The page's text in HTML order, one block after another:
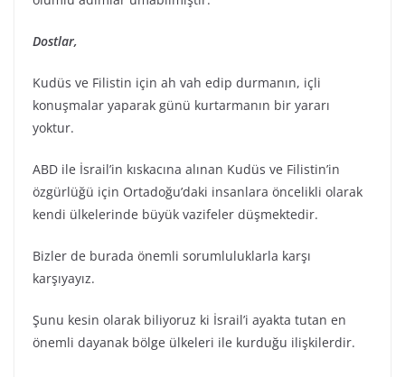
Dostlar,
Kudüs ve Filistin için ah vah edip durmanın, içli
konuşmalar yaparak günü kurtarmanın bir yararı
yoktur.
ABD ile İsrail’in kıskacına alınan Kudüs ve Filistin’in
özgürlüğü için Ortadoğu’daki insanlara öncelikli olarak
kendi ülkelerinde büyük vazifeler düşmektedir.
Bizler de burada önemli sorumluluklarla karşı
karşıyayız.
Şunu kesin olarak biliyoruz ki İsrail’i ayakta tutan en
önemli dayanak bölge ülkeleri ile kurduğu ilişkilerdir.